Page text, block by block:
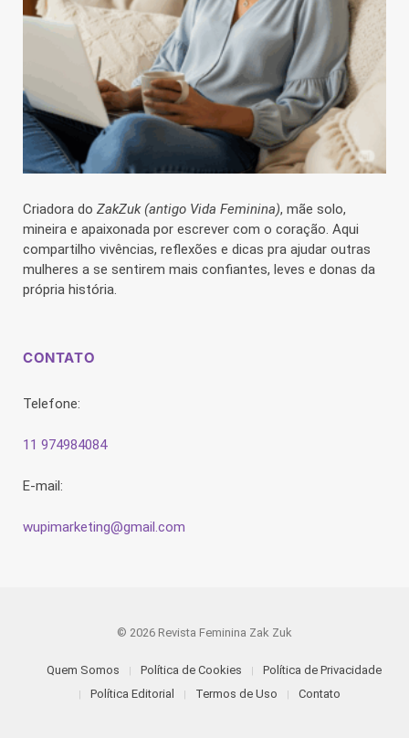
Criadora do ZakZuk (antigo Vida Feminina), mãe solo,
mineira e apaixonada por escrever com o coração. Aqui
compartilho vivências, reflexões e dicas pra ajudar outras
mulheres a se sentirem mais confiantes, leves e donas da
própria história.
CONTATO
Telefone:
11 974984084
E-mail:
wupimarketing@gmail.com
© 2026 Revista Feminina Zak Zuk
Quem Somos Política de Cookies
Política de Privacidade
Política Editorial
Termos de Uso Contato